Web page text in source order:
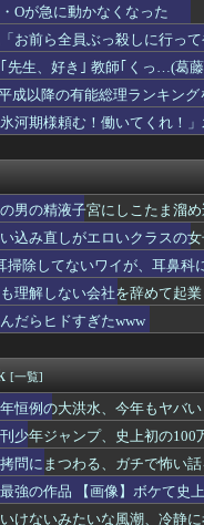
ナジードリンク飲んでるアピ
ぎワロタｗｗｗｗｗｗｗｗw
暗号ランキング
って入院するも切開排膿で
限界突破ｗｗｗｗｗｗ
が各国と比べて優秀過ぎると
ぱ日本の後追いだった
か別人になる😭
3年後には姿を消す…。損益分
いチュパチュパしたい？
悪化しすぎてついに警察官が
いうのでいいんだよ丼を作る
か別人になる😭
可視化される
ないよね
ハラ”を謝罪「47歳にもなっ
おっぱいがでかい！！！
んさん、とんでもないダン
万寄付wwwwwwwwwwww
めに有給とったｗｗｗｗｗｗ
てオットセイになってしま
社を辞めて起業したらこうな
バイトで少年を集め侵入窃
社、インターネットのデマ
・Oが急に動かなくなった
お前ら全員ぶっ殺しに行っ
先生、好き｣ 教師｢くっ…(葛
成以降の有能総理ランキング
河期様頼む！働いてくれ！
男の精液子宮にしこたま溜
込み直しがエロいクラスの
掃除してないワイが、耳鼻科
理解しない会社を辞めて起
だらヒドすぎたwww
[一覧]
年恒例の大洪水、今年もヤ
刊少年ジャンプ、史上初の
問にまつわる、ガチで怖い
強の作品 【画像】ボケて史
けないみたいな風潮、冷静